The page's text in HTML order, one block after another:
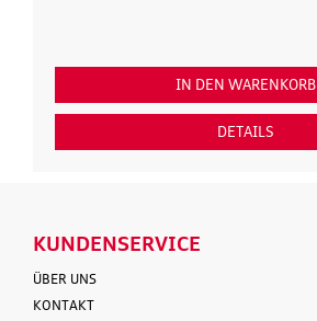
IN DEN WARENKORB
DETAILS
KUNDENSERVICE
ÜBER UNS
KONTAKT